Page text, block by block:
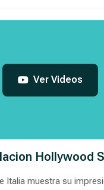
Ver Videos
Hollywood
Italia muestra su